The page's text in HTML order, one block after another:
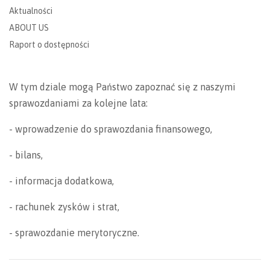
Aktualności
ABOUT US
Raport o dostępności
W tym dziale mogą Państwo zapoznać się z naszymi
sprawozdaniami za kolejne lata:
- wprowadzenie do sprawozdania finansowego,
- bilans,
- informacja dodatkowa,
- rachunek zysków i strat,
- sprawozdanie merytoryczne.